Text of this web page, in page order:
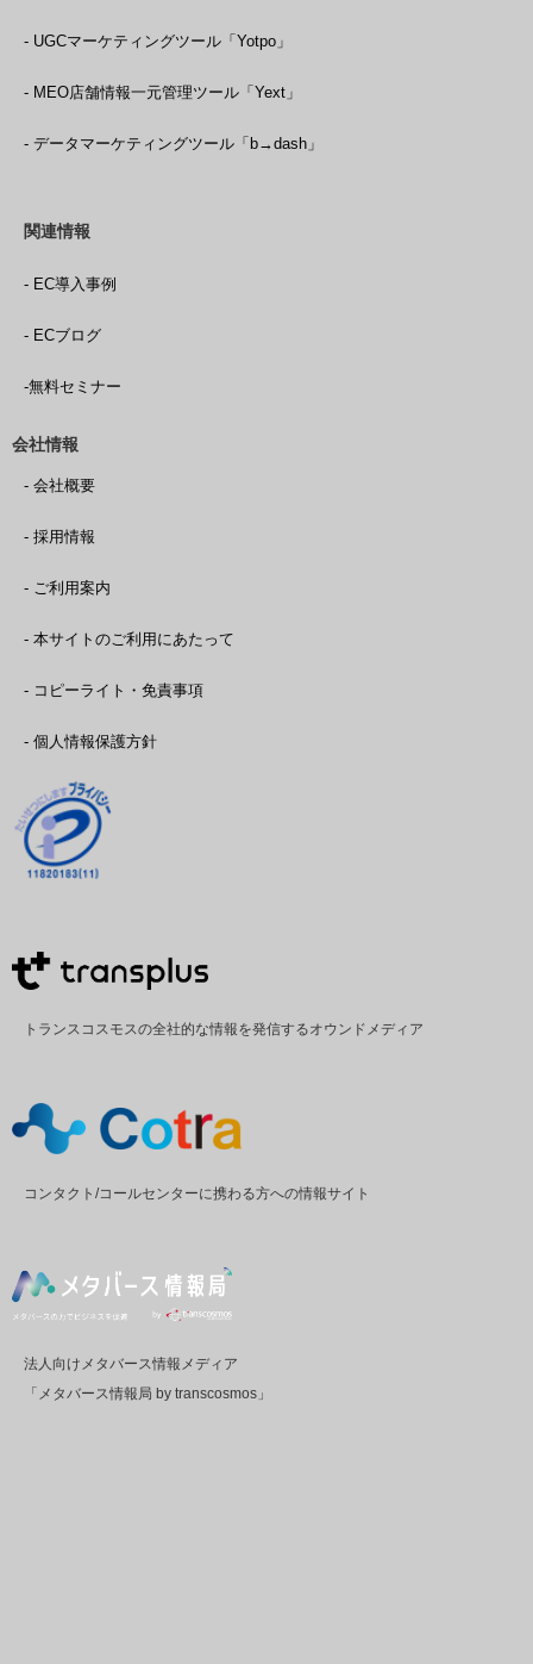
- UGCマーケティングツール「Yotpo」
- MEO店舗情報一元管理ツール「Yext」
- データマーケティングツール「b→dash」
関連情報
- EC導入事例
- ECブログ
-無料セミナー
会社情報
- 会社概要
- 採用情報
- ご利用案内
- 本サイトのご利用にあたって
- コピーライト・免責事項
- 個人情報保護方針
トランスコスモスの全社的な情報を発信するオウンドメディア
コンタクト/コールセンターに携わる方への情報サイト
法人向けメタバース情報メディア
「メタバース情報局 by transcosmos」